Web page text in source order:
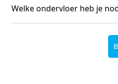
Welke ondervloer heb je